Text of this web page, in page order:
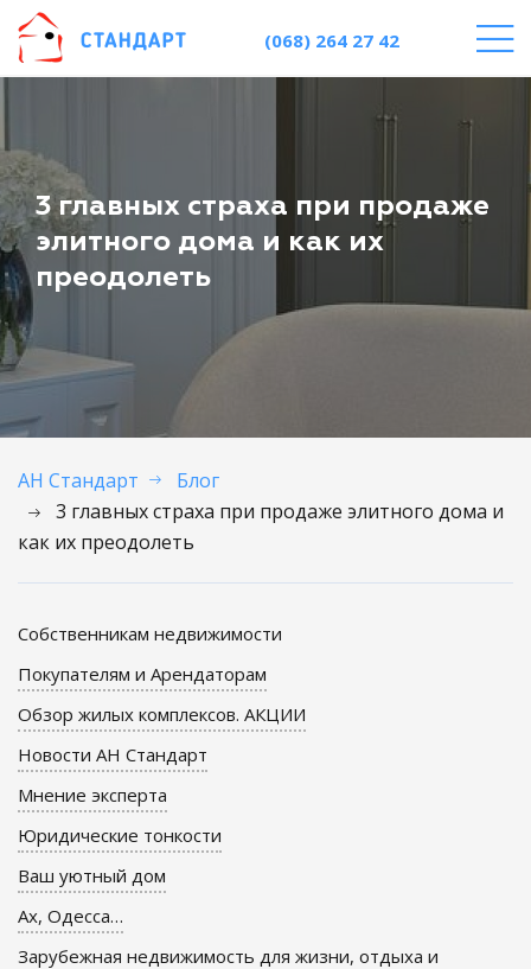
(068) 264 27 42
3 главных страха при продаже
элитного дома и как их
преодолеть
АН Стандарт
Блог
3 главных страха при продаже элитного дома и
как их преодолеть
Собственникам недвижимости
Покупателям и Арендаторам
Обзор жилых комплексов. АКЦИИ
Новости АН Стандарт
Мнение эксперта
Юридические тонкости
Ваш уютный дом
Ах, Одесса…
Зарубежная недвижимость для жизни, отдыха и